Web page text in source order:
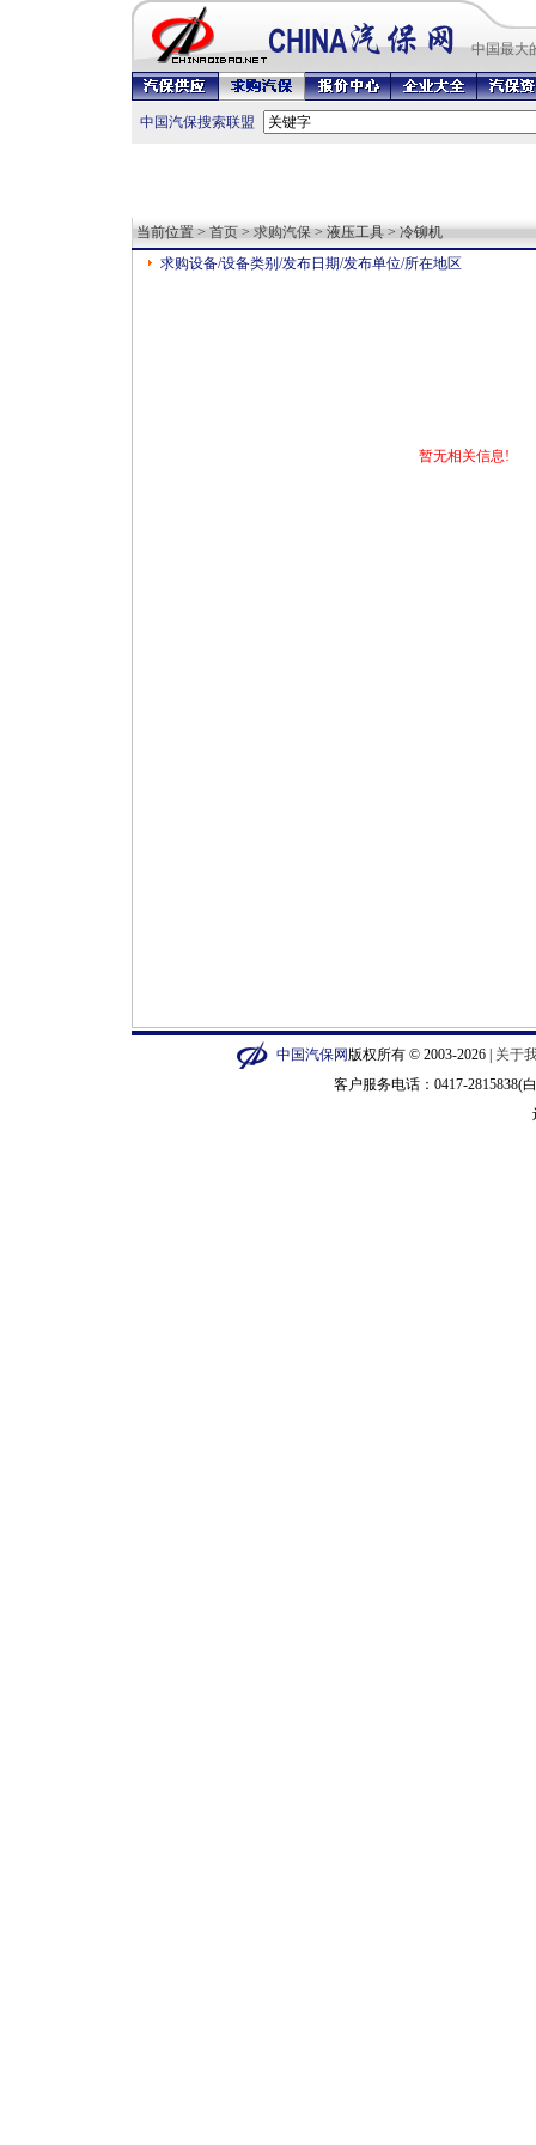
中国最大
中国汽保搜索联盟
当前位置 > 首页 > 求购汽保 > 液压工具 > 冷铆机
求购设备/设备类别/发布日期/发布单位/所在地区
暂无相关信息!
中国汽保网版权所有 © 2003-2026 | 关于
客户服务电话：0417-